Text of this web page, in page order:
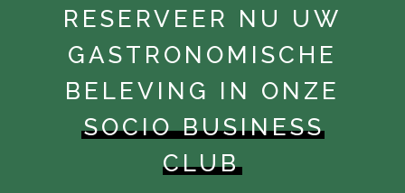
RESERVEER NU UW
GASTRONOMISCHE
BELEVING IN ONZE
SOCIO BUSINESS
CLUB